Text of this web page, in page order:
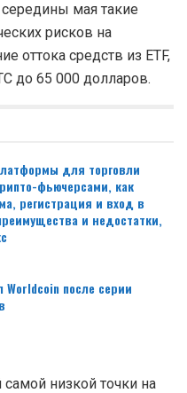
мая такие
рисков на
оттока средств из ETF,
до 65 000 долларов.
для торговли
фьючерсами, как
регистрация и вход в
и недостатки,
после серии
низкой точки на